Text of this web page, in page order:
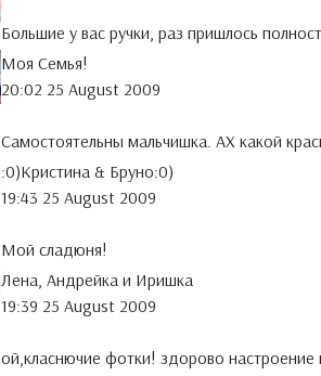
Большие у вас ручки, раз пришлось
Моя Семья!
20:02 25 August 2009
Самостоятельны мальчишка. АХ какой
:0)Кристина & Бруно:0)
19:43 25 August 2009
Мой сладюня!
Лена, Андрейка и Иришка
19:39 25 August 2009
ой,класнючие фотки! здорово настроение